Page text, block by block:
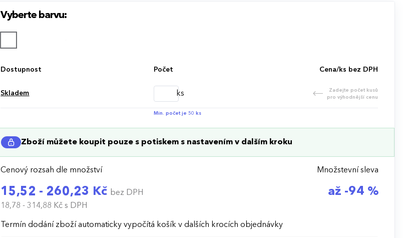
Vyberte barvu:
Dostupnost Počet Cena/ks bez DPH
Skladem ks
Zadejte počet kusů
pro výhodnější cenu
Min. počet je 50 ks
Zboží můžete koupit pouze s potiskem s nastavením v dalším kroku
Cenový rozsah dle množství
15,52 - 260,23 Kč bez DPH
18,78 - 314,88 Kčs DPH
Množstevní sleva
až -94 %
Termín dodání zboží automaticky vypočítá košík v dalších krocích objednávky